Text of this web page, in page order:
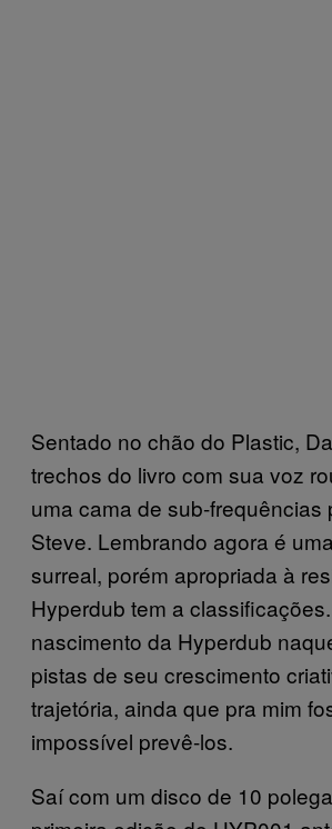
Sentado no chão do Plastic,
trechos do livro com sua voz
uma cama de sub-frequências
Steve. Lembrando agora é
surreal, porém apropriada à
Hyperdub tem a
nascimento da Hyperdub
pistas de seu crescimento
trajetória, ainda que pra mim
impossível prevê-los.
Saí com um disco de 10